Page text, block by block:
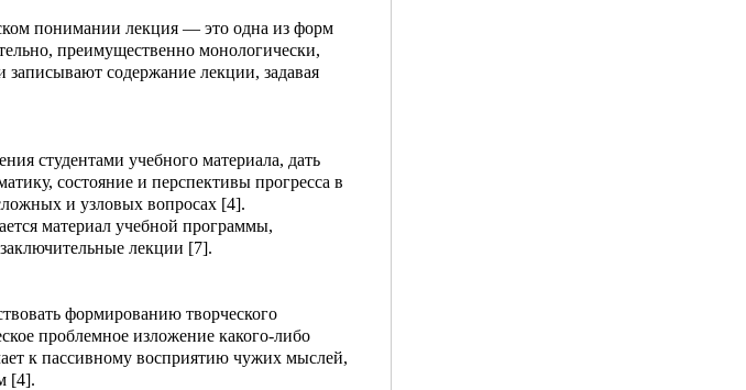
понимании лекция — это одна из форм
преимущественно монологически,
содержание лекции, задавая
студентами учебного материала, дать
состояние и перспективы прогресса в
и узловых вопросах [4].
материал учебной программы,
лекции [7].
формированию творческого
проблемное изложение какого-либо
к пассивному восприятию чужих мыслей,
[4].